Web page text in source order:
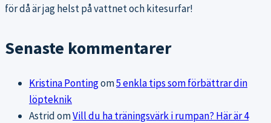
för då är jag helst på vattnet och kitesurfar!
Senaste kommentarer
Kristina Pontingom5 enkla tips som förbättrar din
löpteknik
AstridomVill du ha träningsvärk i rumpan? Här är 4